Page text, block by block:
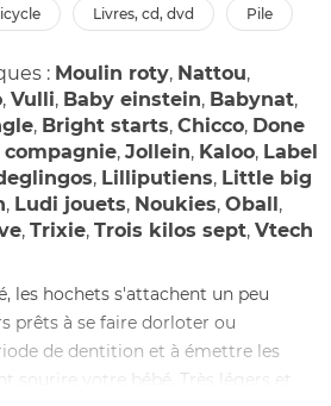
livres, cd, dvd pile
: Moulin roty, Nattou,
, Vulli, Baby einstein, Babynat,
, Bright starts, Chicco, Done
, Jollein, Kaloo, Label
, Lilliputiens, Little big
, Ludi jouets, Noukies, Oball,
, Trixie, Trois kilos sept, Vtech
les hochets s'attachent un peu
prêts à se faire dorloter ou
de dentition et à émettre les
sourire votre bébé. Très légers et